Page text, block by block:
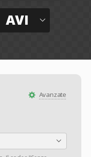
AVI
Avanzate